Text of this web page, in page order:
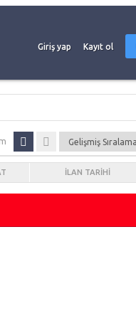
Giriş yap Kayıt ol
İLAN TARIHI